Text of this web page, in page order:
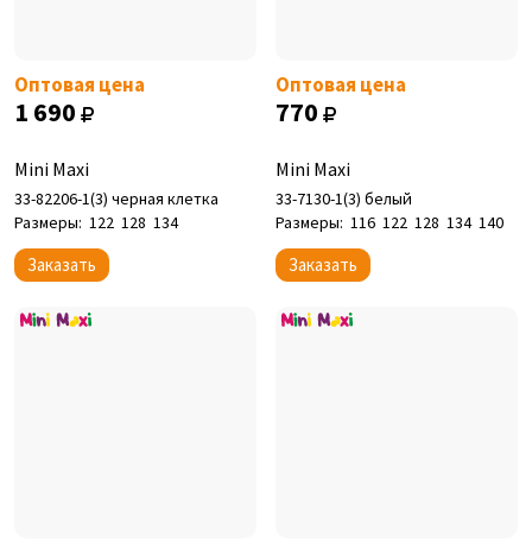
Оптовая цена
1 690
Mini Maxi
33-82206-1(3) черная клетка
Размеры: 122 128 134
Заказать
Оптовая цена
770
Mini Maxi
33-7130-1(3) белый
Размеры: 116 122 128 134 140
Заказать